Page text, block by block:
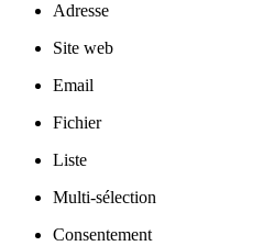
Adresse
Site web
Email
Fichier
Liste
Multi-sélection
Consentement